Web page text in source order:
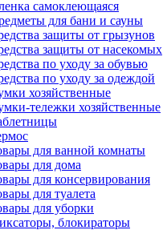
самоклеющаяся
для бани и сауны
защиты от грызунов
защиты от насекомых
по уходу за обувью
по уходу за одеждой
хозяйственные
тележки хозяйственные
для ванной комнаты
для дома
для консервирования
для туалета
для уборки
блокираторы